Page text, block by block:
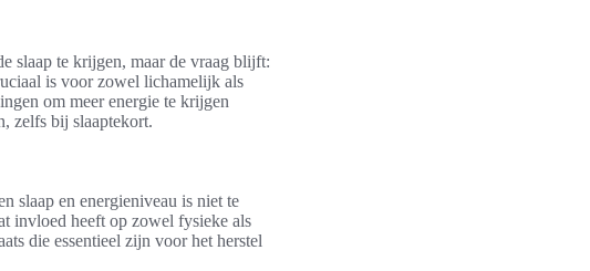
slaap te krijgen, maar de vraag blijft:
is voor zowel lichamelijk als
om meer energie te krijgen
zelfs bij slaaptekort.
slaap en energieniveau is niet te
invloed heeft op zowel fysieke als
die essentieel zijn voor het herstel